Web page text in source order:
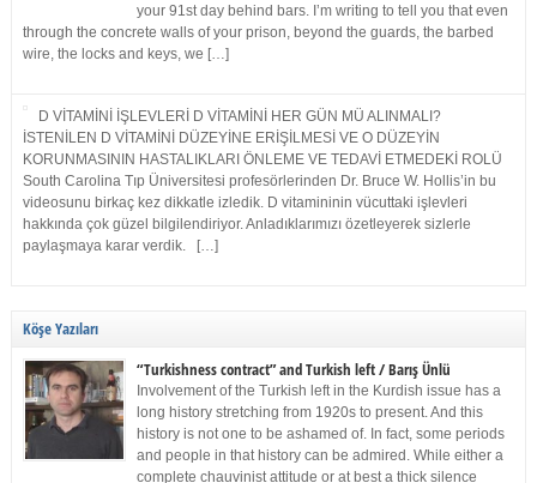
your 91st day behind bars. I’m writing to tell you that even
through the concrete walls of your prison, beyond the guards, the barbed
wire, the locks and keys, we […]
D VİTAMİNİ İŞLEVLERİ D VİTAMİNİ HER GÜN MÜ ALINMALI?
İSTENİLEN D VİTAMİNİ DÜZEYİNE ERİŞİLMESİ VE O DÜZEYİN
KORUNMASININ HASTALIKLARI ÖNLEME VE TEDAVİ ETMEDEKİ ROLÜ
South Carolina Tıp Üniversitesi profesörlerinden Dr. Bruce W. Hollis’in bu
videosunu birkaç kez dikkatle izledik. D vitamininin vücuttaki işlevleri
hakkında çok güzel bilgilendiriyor. Anladıklarımızı özetleyerek sizlerle
paylaşmaya karar verdik. […]
Köşe Yazıları
“Turkishness contract” and Turkish left / Barış Ünlü
Involvement of the Turkish left in the Kurdish issue has a
long history stretching from 1920s to present. And this
history is not one to be ashamed of. In fact, some periods
and people in that history can be admired. While either a
complete chauvinist attitude or at best a thick silence